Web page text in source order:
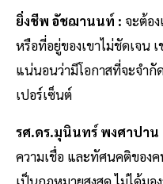
ยิ่งชีพ อัชฌานนท์ : จะต้อ
หรือที่อยู่ของเขาไม่ชัดเจน
แน่นอนว่ามีโอกาสที่จะจำกั
เปอร์เซ็นต์
รศ.ดร.มุนินทร์ พงศาปาน
ความเชื่อ และทัศนคติของ